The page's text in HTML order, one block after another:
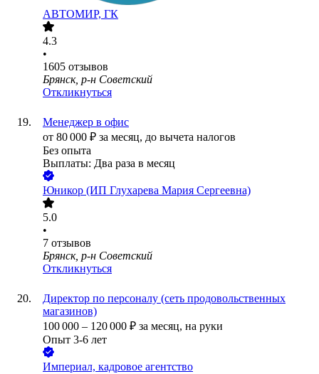
АВТОМИР, ГК
4.3
•
1605 отзывов
Брянск, р-н Советский
Откликнуться
Менеджер в офис
от 80 000 ₽ за месяц, до вычета налогов
Без опыта
Выплаты: Два раза в месяц
Юникор (ИП Глухарева Мария Сергеевна)
5.0
•
7 отзывов
Брянск, р-н Советский
Откликнуться
Директор по персоналу (сеть продовольственных
магазинов)
100 000 – 120 000 ₽ за месяц, на руки
Опыт 3-6 лет
Империал, кадровое агентство